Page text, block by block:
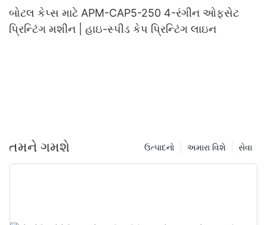
બોટલ કેપ્સ માટે APM-CAP5-250 4-રંગીન ઓફસેટ
પ્રિન્ટિંગ મશીન | હાઇ-સ્પીડ કેપ પ્રિન્ટિંગ લાઇન
તમને ગમશે સેવા
અમારા વિશે
ઉત્પાદનો